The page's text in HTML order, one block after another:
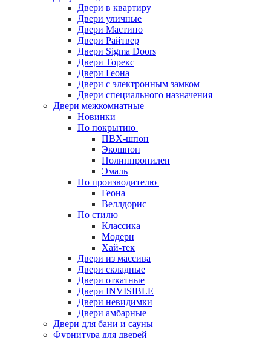
Двери в квартиру
Двери уличные
Двери Мастино
Двери Райтвер
Двери Sigma Doors
Двери Торекс
Двери Геона
Двери с электронным замком
Двери специального назначения
Двери межкомнатные
Новинки
По покрытию
ПВХ-шпон
Экошпон
Полиппропилен
Эмаль
По производителю
Геона
Веллдорис
По стилю
Классика
Модерн
Хай-тек
Двери из массива
Двери складные
Двери откатные
Двери INVISIBLE
Двери невидимки
Двери амбарные
Двери для бани и сауны
Фурнитура для дверей